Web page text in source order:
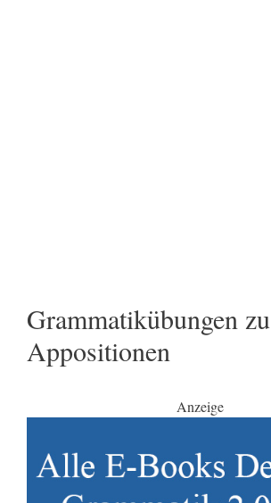
Grammatikübungen zu
Appositionen
Anzeige